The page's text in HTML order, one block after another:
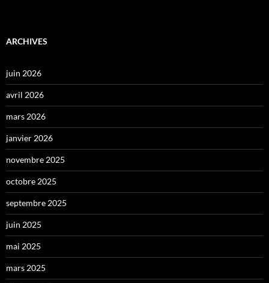
ARCHIVES
juin 2026
avril 2026
mars 2026
janvier 2026
novembre 2025
octobre 2025
septembre 2025
juin 2025
mai 2025
mars 2025